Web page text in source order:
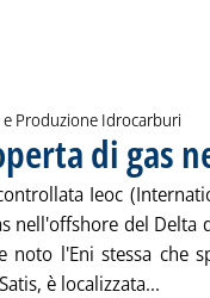
e Produzione Idrocarburi
di gas
Ieoc
nell'offshore del
noto l'Eni stessa che
è localizzata...